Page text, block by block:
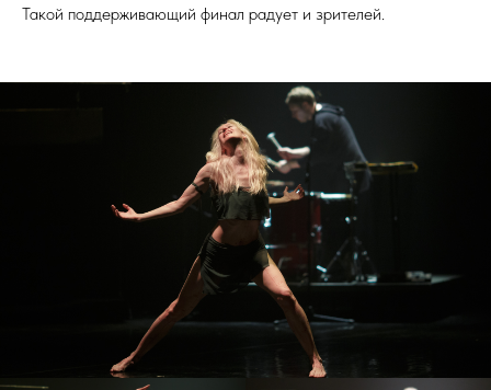
Такой поддерживающий финал радует и зрителей.